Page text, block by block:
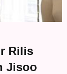
Rilis
Jisoo